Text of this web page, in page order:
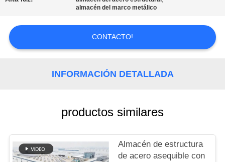
DE
CALIDAD
CONTACTA
NOSOTROS
NOTICIAS
almacén del marco metálico
CONTACTO!
INFORMACIÓN DETALLADA
productos similares
Almacén de estructura
de acero asequible con